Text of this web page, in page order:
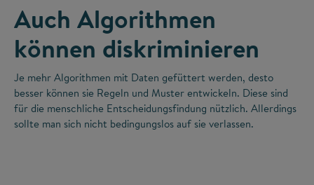
Auch Algorithmen
können diskriminieren
Je mehr Algorithmen mit Daten gefüttert werden, desto
besser können sie Regeln und Muster entwickeln. Diese sind
für die menschliche Entscheidungsfindung nützlich. Allerdings
sollte man sich nicht bedingungslos auf sie verlassen.